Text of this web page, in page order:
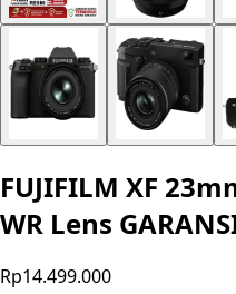
FUJIFILM XF
WR Lens
Rp14.499.000